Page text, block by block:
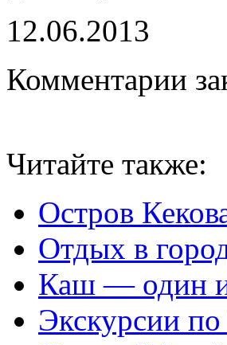
12.06.2013
Комментарии
Читайте также:
Остров
Отдых в
Каш — один
Экскурсии